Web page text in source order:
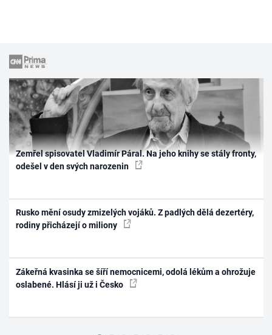
Zemřel spisovatel Vladimír Páral. Na jeho knihy se stály fronty,
odešel v den svých narozenin
Rusko mění osudy zmizelých vojáků. Z padlých dělá dezertéry,
rodiny přicházejí o miliony
Zákeřná kvasinka se šíří nemocnicemi, odolá lékům a ohrožuje
oslabené. Hlásí ji už i Česko